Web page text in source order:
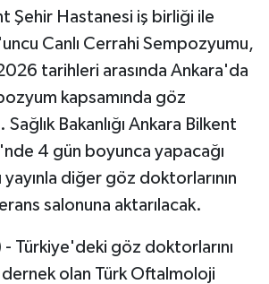
Şehir Hastanesi iş birliği ile
Canlı Cerrahi Sempozyumu,
tarihleri arasında Ankara'da
kapsamında göz
Bakanlığı Ankara Bilkent
4 gün boyunca yapacağı
yayınla diğer göz doktorlarının
salonuna aktarılacak.
- Türkiye'deki göz doktorlarını
olan Türk Oftalmoloji